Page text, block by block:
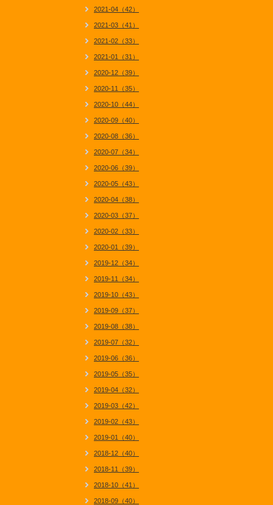
2021-04（42）
2021-03（41）
2021-02（33）
2021-01（31）
2020-12（39）
2020-11（35）
2020-10（44）
2020-09（40）
2020-08（36）
2020-07（34）
2020-06（39）
2020-05（43）
2020-04（38）
2020-03（37）
2020-02（33）
2020-01（39）
2019-12（34）
2019-11（34）
2019-10（43）
2019-09（37）
2019-08（38）
2019-07（32）
2019-06（36）
2019-05（35）
2019-04（32）
2019-03（42）
2019-02（43）
2019-01（40）
2018-12（40）
2018-11（39）
2018-10（41）
2018-09（40）